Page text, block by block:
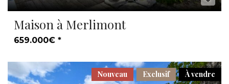
Maison à Merlimont
659.000€ *
À vendre
Exclusif
Nouveau